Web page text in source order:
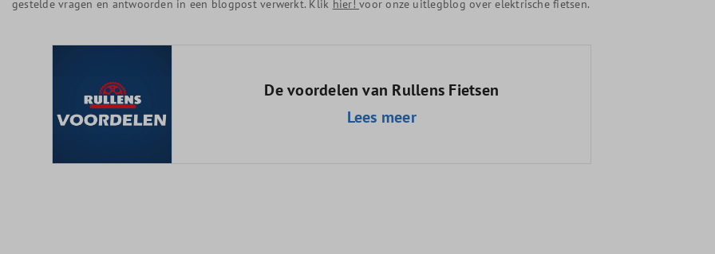
gestelde vragen en antwoorden in een blogpost verwerkt. Klik hier!voor onze uitlegblog over elektrische fietsen.
De voordelen van Rullens Fietsen
Lees meer